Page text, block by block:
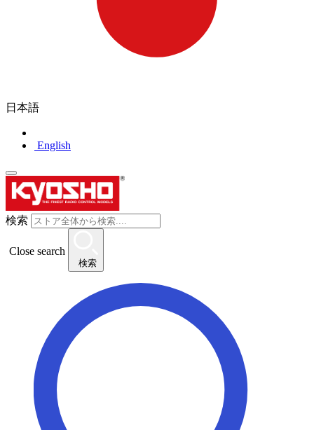
日本語
English
検索
Close search
検索